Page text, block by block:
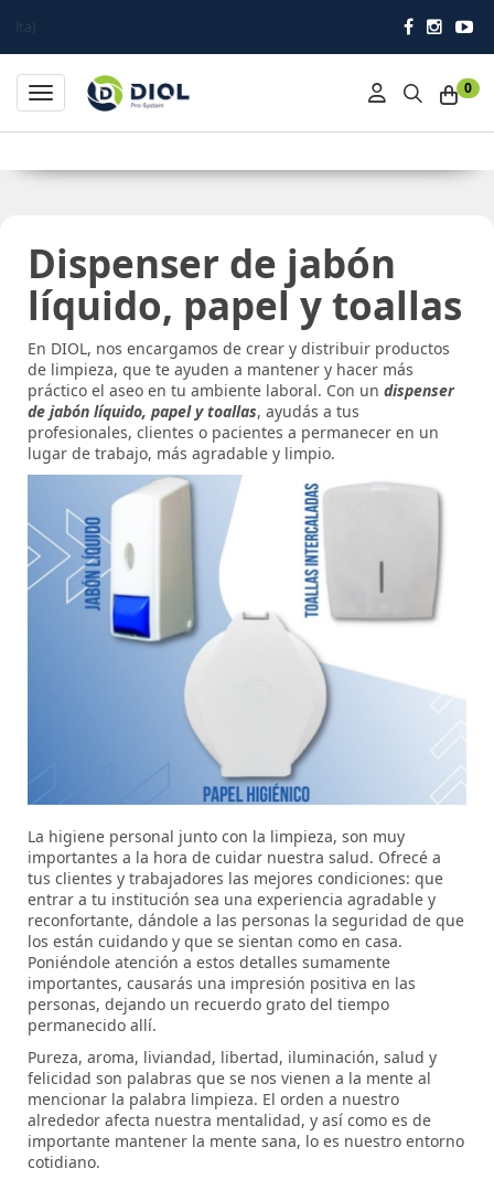
0
Toggle navigation
Dispenser de jabón
líquido, papel y toallas
En DIOL, nos encargamos de crear y distribuir productos
de limpieza, que te ayuden a mantener y hacer más
práctico el aseo en tu ambiente laboral. Con un dispenser
de jabón líquido, papel y toallas, ayudás a tus
profesionales, clientes o pacientes a permanecer en un
lugar de trabajo, más agradable y limpio.
La higiene personal junto con la limpieza, son muy
importantes a la hora de cuidar nuestra salud. Ofrecé a
tus clientes y trabajadores las mejores condiciones: que
entrar a tu institución sea una experiencia agradable y
reconfortante, dándole a las personas la seguridad de que
los están cuidando y que se sientan como en casa.
Poniéndole atención a estos detalles sumamente
importantes, causarás una impresión positiva en las
personas, dejando un recuerdo grato del tiempo
permanecido allí.
Pureza, aroma, liviandad, libertad, iluminación, salud y
felicidad son palabras que se nos vienen a la mente al
mencionar la palabra limpieza. El orden a nuestro
alrededor afecta nuestra mentalidad, y así como es de
importante mantener la mente sana, lo es nuestro entorno
cotidiano.